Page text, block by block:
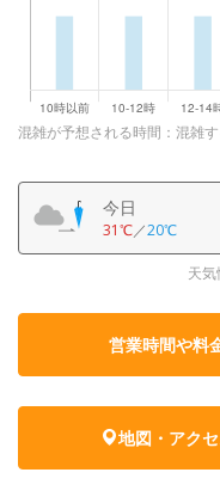
混雑が予想される時間：混雑
今日
31℃／20℃
天
営業時間や料
地図・アク